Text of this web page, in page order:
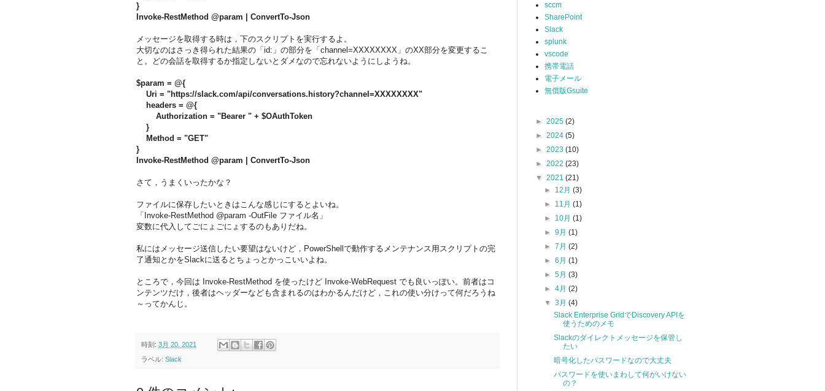
}
Invoke-RestMethod @param | ConvertTo-Json
メッセージを取得する時は，下のスクリプトを実行するよ。
大切なのはさっき得られた結果の「id:」の部分を「channel=XXXXXXXX」のXX部分を変更するこ
と。どの会話を取得するか指定しないとダメなので忘れないようにしようね。
$param = @{
Uri = "https://slack.com/api/conversations.history?channel=XXXXXXXX"
headers = @{
Authorization = "Bearer " + $OAuthToken
}
Method = "GET"
}
Invoke-RestMethod @param | ConvertTo-Json
さて，うまくいったかな？
ファイルに保存したいときはこんな感じにするとよいね。
「Invoke-RestMethod @param -OutFile ファイル名」
変数に代入してごにょごにょするのもありだね。
私にはメッセージ送信したい要望はないけど，PowerShellで動作するメンテナンス用スクリプトの完
了通知とかをSlackに送るとちょっとかっこいいよね。
ところで，今回は Invoke-RestMethod を使ったけど Invoke-WebRequest でも良いっぽい。前者はコ
ンテンツだけ，後者はヘッダーなども含まれるのはわかるんだけど，これの使い分けって何だろうね
～ってかんじ。
時刻: 3月 20, 2021
ラベル: Slack
sccm
SharePoint
Slack
splunk
vscode
携帯電話
電子メール
無償版Gsuite
► 2025 (2)
► 2024 (5)
► 2023 (10)
► 2022 (23)
▼ 2021 (21)
► 12月(3)
► 11月(1)
► 10月(1)
►9月(1)
►7月(2)
►6月(1)
►5月(3)
►4月(2)
▼3月(4)
Slack Enterprise GridでDiscovery APIを
使うためのメモ
Slackのダイレクトメッセージを保管し
たい
暗号化したパスワードなので大丈夫
パスワードを使いまわして何がいけない
の？